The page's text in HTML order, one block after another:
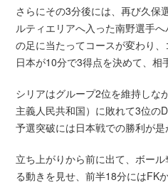
さらにその3分後には、再び久保
ルティエリアへ入った南野選手
の足に当たってコースが変わり、
日本が10分で3得点を決めて、相
シリアはグループ2位を維持しな
主義人民共和国）に敗れて3位の
予選突破には日本戦での勝利が是
立ち上がりから前に出て、ボー
る動きを見せ、前半18分にはFK